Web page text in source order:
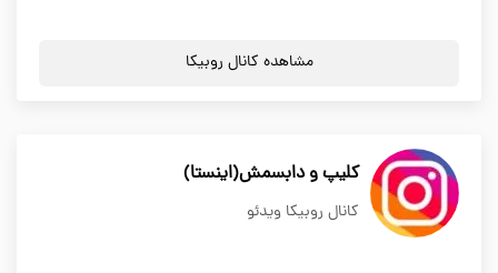
مشاهده کانال روبیکا
کلیپ و دابسمش(اینستا)
کانال روبیکا ویدئو